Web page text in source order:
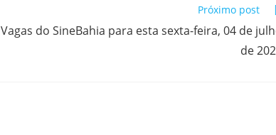
Próximo post
Vagas do SineBahia para esta sexta-feira, 04 de
de